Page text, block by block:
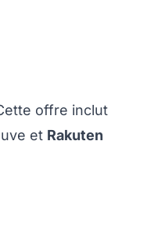
offre inclut
et Rakuten